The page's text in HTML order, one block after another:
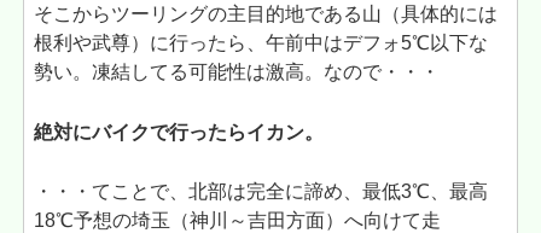
そこからツーリングの主目的地である山（具体的には
根利や武尊）に行ったら、午前中はデフォ5℃以下な
勢い。凍結してる可能性は激高。なので・・・
絶対にバイクで行ったらイカン。
・・・てことで、北部は完全に諦め、最低3℃、最高
18℃予想の埼玉（神川～吉田方面）へ向けて走